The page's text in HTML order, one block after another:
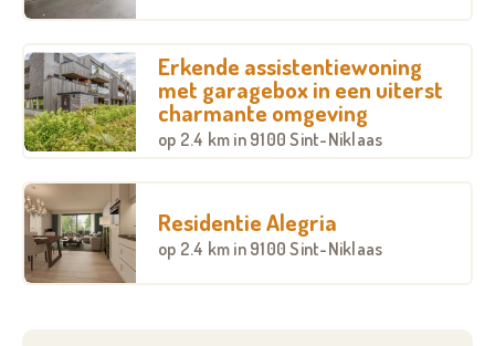
Erkende assistentiewoning
met garagebox in een uiterst
charmante omgeving
op 2.4 km in 9100 Sint-Niklaas
Residentie Alegria
op 2.4 km in 9100 Sint-Niklaas